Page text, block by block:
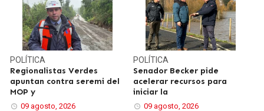
POLÍTICA
Regionalistas Verdes
apuntan contra seremi del
MOP y
09 agosto, 2026
POLÍTICA
Senador Becker pide
acelerar recursos para
iniciar la
09 agosto, 2026